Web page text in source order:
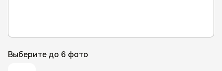
Выберите до 6 фото